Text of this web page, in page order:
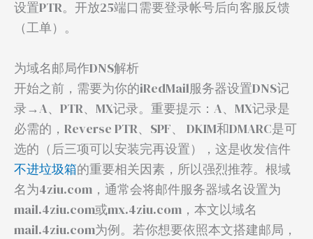
设置PTR。开放25端口需要登录帐号后向客服反馈
（工单）。
为域名邮局作DNS解析
开始之前，需要为你的iRedMail服务器设置DNS记
录→A、PTR、MX记录。重要提示：A、MX记录是
必需的，Reverse PTR、SPF、 DKIM和DMARC是可
选的（后三项可以安装完再设置），这是收发信件
不进垃圾箱的重要相关因素，所以强烈推荐。根域
名为4ziu.com，通常会将邮件服务器域名设置为
mail.4ziu.com或mx.4ziu.com，本文以域名
mail.4ziu.com为例。若你想要依照本文搭建邮局，